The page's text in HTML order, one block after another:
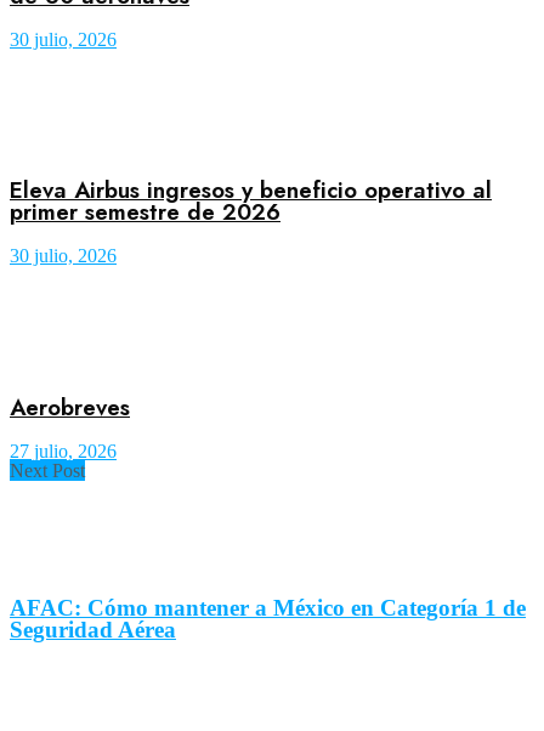
30 julio, 2026
Eleva Airbus ingresos y beneficio operativo al
primer semestre de 2026
30 julio, 2026
Aerobreves
27 julio, 2026
Next Post
AFAC: Cómo mantener a México en Categoría 1 de
Seguridad Aérea